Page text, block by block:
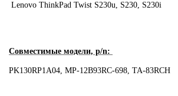
Lenovo ThinkPad Twist S230u, S230, S230i
Совместимые модели, p/n:
PK130RP1A04, MP-12B93RC-698, TA-83RCH